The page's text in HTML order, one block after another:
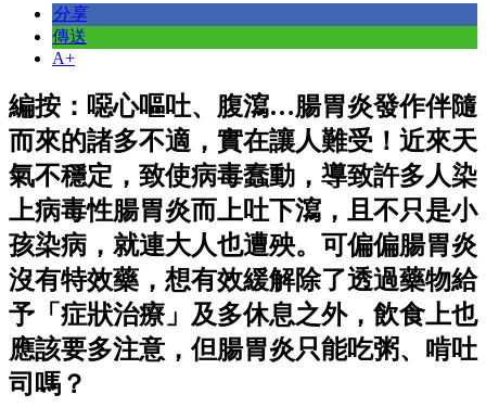
分享
傳送
A+
編按：噁心嘔吐、腹瀉…腸胃炎發作伴隨
而來的諸多不適，實在讓人難受！近來天
氣不穩定，致使病毒蠢動，導致許多人染
上病毒性腸胃炎而上吐下瀉，且不只是小
孩染病，就連大人也遭殃。可偏偏腸胃炎
沒有特效藥，想有效緩解除了透過藥物給
予「症狀治療」及多休息之外，飲食上也
應該要多注意，但腸胃炎只能吃粥、啃吐
司嗎？